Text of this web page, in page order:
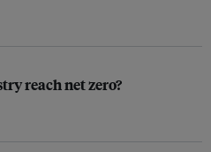
reach net zero?